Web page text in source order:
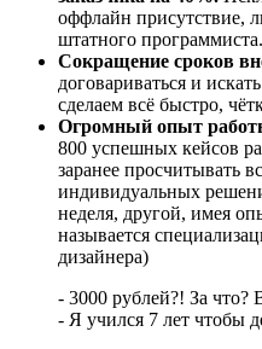
оффлайн присутствие,
штатного программиста.
Сокращение сроков
договариваться и
сделаем всё быстро,
Огромный опыт
800 успешных кейсов
заранее просчитывать
индивидуальных
неделя, другой, имея
называется
дизайнера)
- 3000 рублей?! За что?
- Я учился 7 лет чтобы